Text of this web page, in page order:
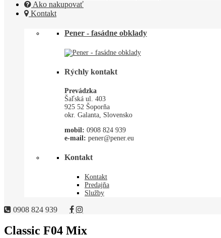
Ako nakupovať
Kontakt
Pener - fasádne obklady
Rýchly kontakt
Prevádzka
Šaľská ul. 403
925 52 Šoporňa
okr. Galanta, Slovensko
mobil: 0908 824 939
e-mail: pener@pener.eu
Kontakt
Kontakt
Predajňa
Služby
0908 824 939
Classic F04 Mix